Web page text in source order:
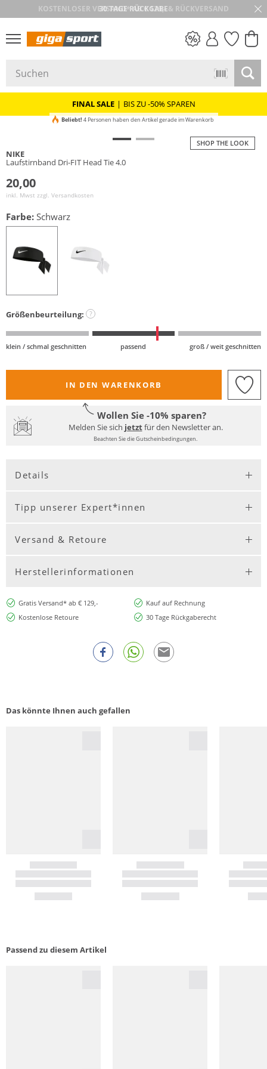
30 TAGE RÜCKGABE
FINAL SALE | BIS ZU -50% SPAREN
SHOP THE LOOK
Beliebt! 4 Personen haben den Artikel gerade im Warenkorb
NIKE
Laufstirnband Dri-FIT Head Tie 4.0
20,00
inkl. Mwst zzgl. Versandkosten
Farbe: Schwarz
Größenbeurteilung: ?
klein / schmal geschnitten passend groß / weit geschnitten
IN DEN WARENKORB
Wollen Sie -10% sparen?
Melden Sie sich jetztfür den Newsletter an.
Beachten Sie die Gutscheinbedingungen.
Details
Tipp unserer Expert*innen
Versand & Retoure
Herstellerinformationen
Gratis Versand* ab € 129,-
Kauf auf Rechnung
Kostenlose Retoure
30 Tage Rückgaberecht
Das könnte Ihnen auch gefallen
Passend zu diesem Artikel